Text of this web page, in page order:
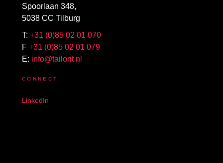
Spoorlaan 348,
5038 CC Tilburg
T: +31 (0)85 02 01 070
F +31 (0)85 02 01 079
E: info@tailorit.nl
CONNECT
LinkedIn